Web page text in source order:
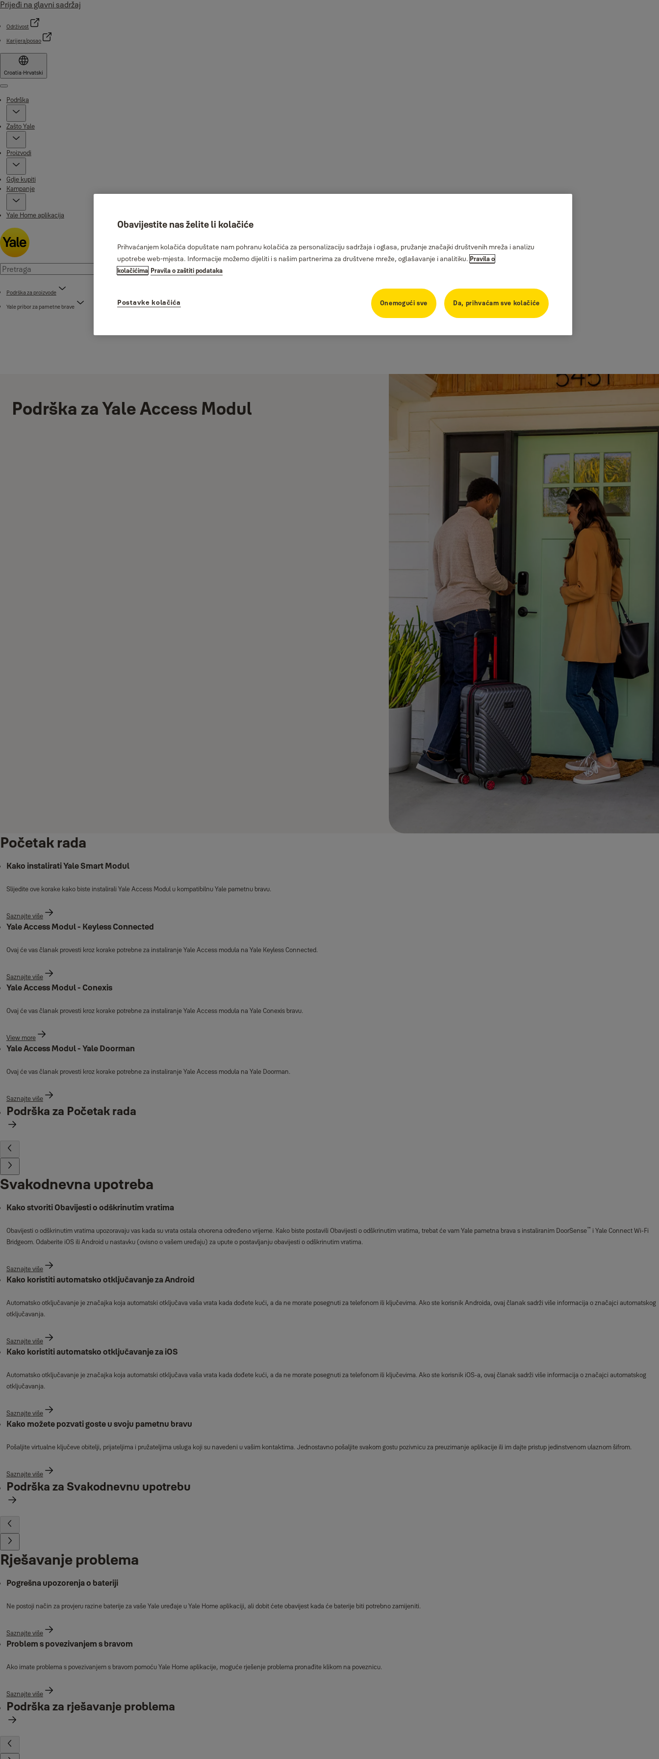
Prijeđi na glavni sadržaj
Održivost
Karijera/posao
Croatia·Hrvatski
Menu
Podrška
Zašto Yale
Proizvodi
Gdje kupiti
Kampanje
Yale Home aplikacija
Podrška za proizvode
Yale pribor za pametne brave
Podrška za Yale Access Modul
Početak rada
Kako instalirati Yale Smart Modul
Slijedite ove korake kako biste instalirali Yale Access Modul u kompatibilnu Yale pametnu bravu.
Saznajte više
Yale Access Modul - Keyless Connected
Ovaj će vas članak provesti kroz korake potrebne za instaliranje Yale Access modula na Yale Keyless Connected.
Saznajte više
Yale Access Modul - Conexis
Ovaj će vas članak provesti kroz korake potrebne za instaliranje Yale Access modula na Yale Conexis bravu.
View more
Yale Access Modul - Yale Doorman
Ovaj će vas članak provesti kroz korake potrebne za instaliranje Yale Access modula na Yale Doorman.
Saznajte više
Podrška za Početak rada
Svakodnevna upotreba
Kako stvoriti Obavijesti o odškrinutim vratima
Obavijesti o odškrinutim vratima upozoravaju vas kada su vrata ostala otvorena određeno vrijeme. Kako biste postavili Obavijesti o odškrinutim vratima, trebat će vam Yale pametna brava s instaliranim DoorSense™ i Yale Connect Wi-Fi
Bridgeom. Odaberite iOS ili Android u nastavku (ovisno o vašem uređaju) za upute o postavljanju obavijesti o odškrinutim vratima.
Saznajte više
Kako koristiti automatsko otključavanje za Android
Automatsko otključavanje je značajka koja automatski otključava vaša vrata kada dođete kući, a da ne morate posegnuti za telefonom ili ključevima. Ako ste korisnik Androida, ovaj članak sadrži više informacija o značajci automatskog
otključavanja.
Saznajte više
Kako koristiti automatsko otključavanje za iOS
Automatsko otključavanje je značajka koja automatski otključava vaša vrata kada dođete kući, a da ne morate posegnuti za telefonom ili ključevima. Ako ste korisnik iOS-a, ovaj članak sadrži više informacija o značajci automatskog
otključavanja.
Saznajte više
Kako možete pozvati goste u svoju pametnu bravu
Pošaljite virtualne ključeve obitelji, prijateljima i pružateljima usluga koji su navedeni u vašim kontaktima. Jednostavno pošaljite svakom gostu pozivnicu za preuzimanje aplikacije ili im dajte pristup jedinstvenom ulaznom šifrom.
Saznajte više
Podrška za Svakodnevnu upotrebu
Rješavanje problema
Pogrešna upozorenja o bateriji
Ne postoji način za provjeru razine baterije za vaše Yale uređaje u Yale Home aplikaciji, ali dobit ćete obavijest kada će baterije biti potrebno zamijeniti.
Saznajte više
Problem s povezivanjem s bravom
Ako imate problema s povezivanjem s bravom pomoću Yale Home aplikacije, moguće rješenje problema pronađite klikom na poveznicu.
Saznajte više
Podrška za rješavanje problema
Obavijestite nas želite li kolačiće
Prihvaćanjem kolačića dopuštate nam pohranu kolačića za personalizaciju sadržaja i oglasa, pružanje značajki društvenih mreža i analizu
upotrebe web-mjesta. Informacije možemo dijeliti i s našim partnerima za društvene mreže, oglašavanje i analitiku. Pravila o
kolačićima Pravila o zaštiti podataka
Onemogući sve Da, prihvaćam sve kolačiće
Postavke kolačića